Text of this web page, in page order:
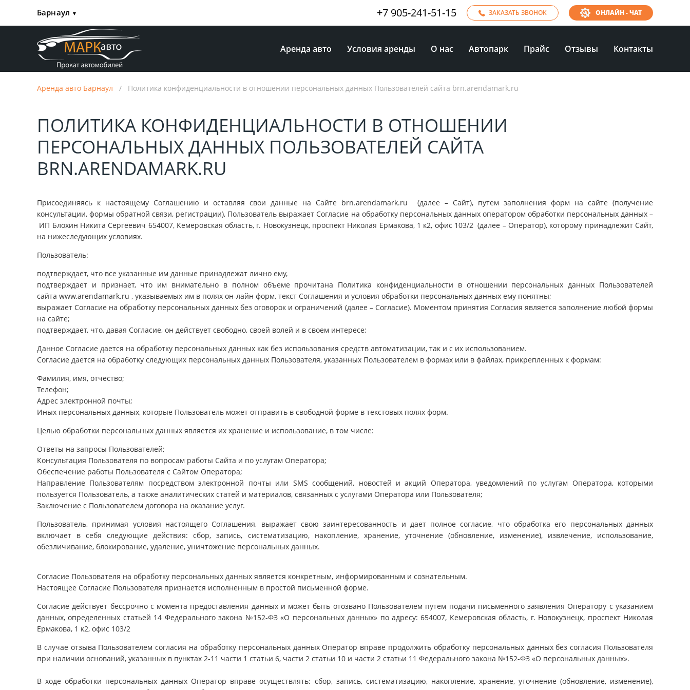
Барнаул ▼ +7 905-241-51-15 ЗАКАЗАТЬ ЗВОНОК ОНЛАЙН - ЧАТ
Аренда авто Условия аренды О нас Автопарк Прайс Отзывы Контакты
Аренда авто Барнаул / Политика конфиденциальности в отношении персональных данных Пользователей сайта brn.arendamark.ru
ПОЛИТИКА КОНФИДЕНЦИАЛЬНОСТИ В ОТНОШЕНИИ
ПЕРСОНАЛЬНЫХ ДАННЫХ ПОЛЬЗОВАТЕЛЕЙ САЙТА
BRN.ARENDAMARK.RU
Присоединяясь к настоящему Соглашению и оставляя свои данные на Сайте brn.arendamark.ru (далее – Сайт), путем заполнения форм на сайте (получение
консультации, формы обратной связи, регистрации), Пользователь выражает Согласие на обработку персональных данных оператором обработки персональных данных –
ИП Блохин Никита Сергеевич 654007, Кемеровская область, г. Новокузнецк, проспект Николая Ермакова, 1 к2, офис 103/2 (далее – Оператор), которому принадлежит Сайт,
на нижеследующих условиях.
Пользователь:
подтверждает, что все указанные им данные принадлежат лично ему,
подтверждает и признает, что им внимательно в полном объеме прочитана Политика конфиденциальности в отношении персональных данных Пользователей
сайта www.arendamark.ru , указываемых им в полях он-лайн форм, текст Соглашения и условия обработки персональных данных ему понятны;
выражает Согласие на обработку персональных данных без оговорок и ограничений (далее – Согласие). Моментом принятия Согласия является заполнение любой формы
на сайте;
подтверждает, что, давая Согласие, он действует свободно, своей волей и в своем интересе;
Данное Согласие дается на обработку персональных данных как без использования средств автоматизации, так и с их использованием.
Согласие дается на обработку следующих персональных данных Пользователя, указанных Пользователем в формах или в файлах, прикрепленных к формам:
Фамилия, имя, отчество;
Телефон;
Адрес электронной почты;
Иных персональных данных, которые Пользователь может отправить в свободной форме в текстовых полях форм.
Целью обработки персональных данных является их хранение и использование, в том числе:
Ответы на запросы Пользователей;
Консультация Пользователя по вопросам работы Сайта и по услугам Оператора;
Обеспечение работы Пользователя с Сайтом Оператора;
Направление Пользователям посредством электронной почты или SMS сообщений, новостей и акций Оператора, уведомлений по услугам Оператора, которыми
пользуется Пользователь, а также аналитических статей и материалов, связанных с услугами Оператора или Пользователя;
Заключение с Пользователем договора на оказание услуг.
Пользователь, принимая условия настоящего Соглашения, выражает свою заинтересованность и дает полное согласие, что обработка его персональных данных
включает в себя следующие действия: сбор, запись, систематизацию, накопление, хранение, уточнение (обновление, изменение), извлечение, использование,
обезличивание, блокирование, удаление, уничтожение персональных данных.
Согласие Пользователя на обработку персональных данных является конкретным, информированным и сознательным.
Настоящее Согласие Пользователя признается исполненным в простой письменной форме.
Согласие действует бессрочно с момента предоставления данных и может быть отозвано Пользователем путем подачи письменного заявления Оператору с указанием
данных, определенных статьей 14 Федерального закона №152-ФЗ «О персональных данных» по адресу: 654007, Кемеровская область, г. Новокузнецк, проспект Николая
Ермакова, 1 к2, офис 103/2
В случае отзыва Пользователем согласия на обработку персональных данных Оператор вправе продолжить обработку персональных данных без согласия Пользователя
при наличии оснований, указанных в пунктах 2-11 части 1 статьи 6, части 2 статьи 10 и части 2 статьи 11 Федерального закона №152-ФЗ «О персональных данных».
В ходе обработки персональных данных Оператор вправе осуществлять: сбор, запись, систематизацию, накопление, хранение, уточнение (обновление, изменение),